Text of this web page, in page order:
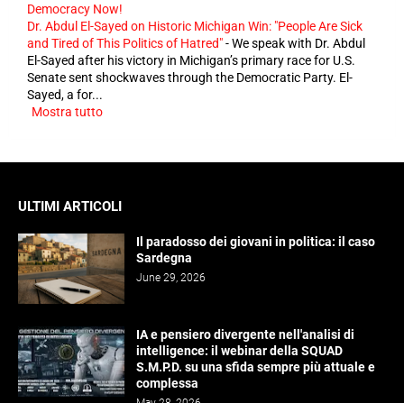
Democracy Now!
Dr. Abdul El-Sayed on Historic Michigan Win: "People Are Sick
and Tired of This Politics of Hatred"-We speak with Dr. Abdul
El-Sayed after his victory in Michigan’s primary race for U.S.
Senate sent shockwaves through the Democratic Party. El-
Sayed, a for...
Mostra tutto
ULTIMI ARTICOLI
Il paradosso dei giovani in politica: il caso
Sardegna
June 29, 2026
IA e pensiero divergente nell'analisi di
intelligence: il webinar della SQUAD
S.M.P.D. su una sfida sempre più attuale e
complessa